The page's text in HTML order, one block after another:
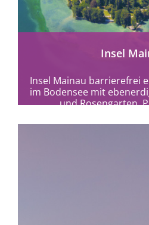
Insel
Insel Mainau barrierefrei
im Bodensee mit
und Rosengarten,